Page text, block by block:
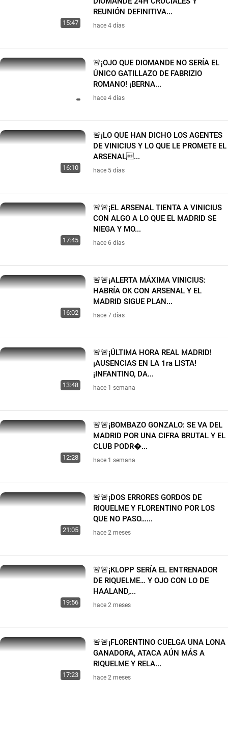
15:47
REUNIÓN DEFINITIVA...
hace 4 días
🚨¡OJO QUE DIOMANDE NO SERÍA EL
ÚNICO GATILLAZO DE FABRIZIO
ROMANO! ¡BERNA...
hace 4 días
16:10
🚨¡LO QUE HAN DICHO LOS AGENTES
DE VINICIUS Y LO QUE LE PROMETE EL
ARSENAL...
hace 5 días
17:45
🚨🚨¡EL ARSENAL TIENTA A VINICIUS
CON ALGO A LO QUE EL MADRID SE
NIEGA Y MO...
hace 6 días
16:02
🚨🚨¡ALERTA MÁXIMA VINICIUS:
HABRÍA OK CON ARSENAL Y EL
MADRID SIGUE PLAN...
hace 7 días
13:48
🚨🚨¡ÚLTIMA HORA REAL MADRID!
¡AUSENCIAS EN LA 1ra LISTA!
¡INFANTINO, DA...
hace 1 semana
12:28
🚨🚨¡BOMBAZO GONZALO: SE VA DEL
MADRID POR UNA CIFRA BRUTAL Y EL
CLUB PODR�...
hace 1 semana
21:05
🚨🚨¡DOS ERRORES GORDOS DE
RIQUELME Y FLORENTINO POR LOS
QUE NO PASO…...
hace 2 meses
19:56
🚨🚨¡KLOPP SERÍA EL ENTRENADOR
DE RIQUELME… Y OJO CON LO DE
HAALAND,...
hace 2 meses
17:23
🚨🚨¡FLORENTINO CUELGA UNA LONA
GANADORA, ATACA AÚN MÁS A
RIQUELME Y RELA...
hace 2 meses